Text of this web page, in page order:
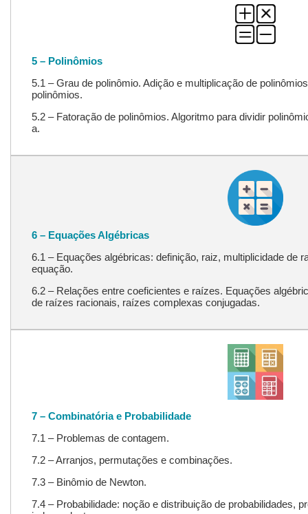
5 – Polinômios
5.1 – Grau de polinômio. Adição e multiplicação de
polinômios.
5.2 – Fatoração de polinômios. Algoritmo para dividir
a.
6 – Equações Algébricas
6.1 – Equações algébricas: definição, raiz, multiplicidade de
equação.
6.2 – Relações entre coeficientes e raízes. Equações
de raízes racionais, raízes complexas conjugadas.
7 – Combinatória e Probabilidade
7.1 – Problemas de contagem.
7.2 – Arranjos, permutações e combinações.
7.3 – Binômio de Newton.
7.4 – Probabilidade: noção e distribuição de probabilidades,